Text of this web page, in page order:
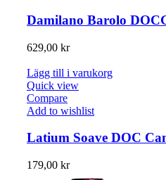
Damilano Barolo
629,00 kr
Lägg till i varukorg
Quick view
Compare
Add to wishlist
Latium Soave DOC
179,00 kr